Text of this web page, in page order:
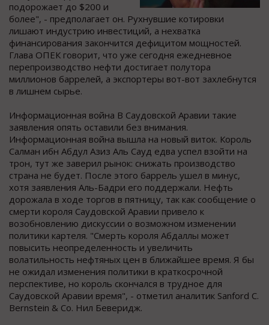
подорожает до $200 и
более", - предполагает он. Рухнувшие котировки
лишают индустрию инвестиций, а нехватка
финансирования закончится дефицитом мощностей.
Глава ОПЕК говорит, что уже сегодня ежедневное
перепроизводство нефти достигает полутора
миллионов баррелей, а экспортеры вот-вот захлебнутся
в лишнем сырье.
Информационная война В Саудовской Аравии такие
заявления опять оставили без внимания.
Информационная война вышла на новый виток. Король
Салман ибн Абдул Азиз Аль Сауд едва успел взойти на
трон, тут же заверил рынок: снижать производство
страна не будет. После этого баррель ушел в минус,
хотя заявления Аль-Бадри его поддержали. Нефть
дорожала в ходе торгов в пятницу, так как сообщение о
смерти короля Саудовской Аравии привело к
возобновлению дискуссии о возможном изменении
политики картеля. "Смерть короля Абдаллы может
повысить неопределенность и увеличить
волатильность нефтяных цен в ближайшее время. Я бы
не ожидал изменения политики в краткосрочной
перспективе, но король скончался в трудное для
Саудовской Аравии время", - отметил аналитик Sanford C.
Bernstein & Co. Нил Беверидж.